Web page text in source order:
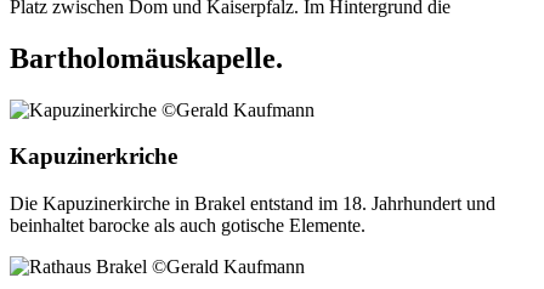
Platz zwischen Dom und Kaiserpfalz. Im Hintergrund die
Bartholomäuskapelle.
Kapuzinerkriche
Die Kapuzinerkirche in Brakel entstand im 18. Jahrhundert und
beinhaltet barocke als auch gotische Elemente.